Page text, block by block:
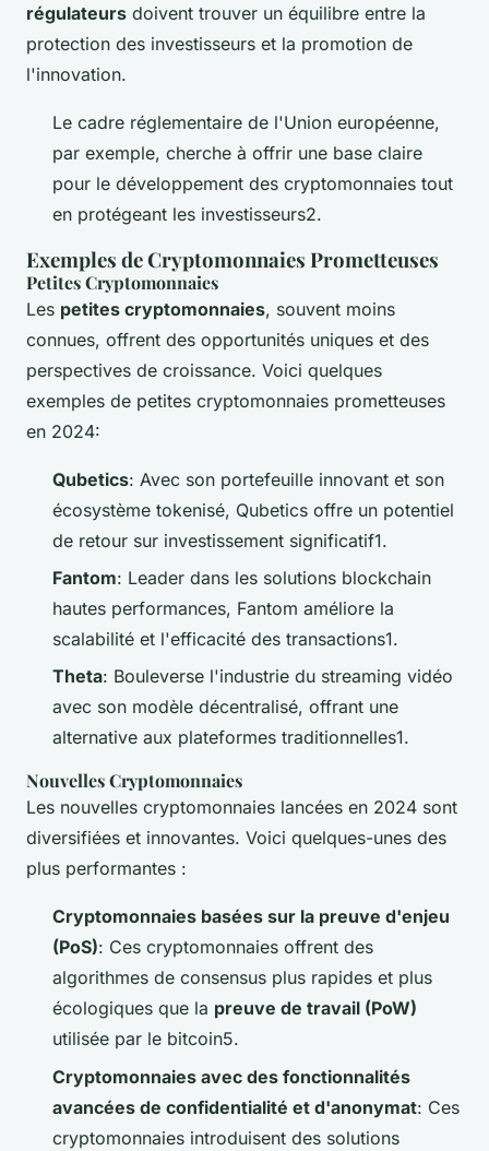
régulateurs doivent trouver un équilibre entre la
protection des investisseurs et la promotion de
l'innovation.
Le cadre réglementaire de l'Union européenne,
par exemple, cherche à offrir une base claire
pour le développement des cryptomonnaies tout
en protégeant les investisseurs2.
Exemples de Cryptomonnaies Prometteuses
Petites Cryptomonnaies
Les petites cryptomonnaies, souvent moins
connues, offrent des opportunités uniques et des
perspectives de croissance. Voici quelques
exemples de petites cryptomonnaies prometteuses
en 2024:
Qubetics: Avec son portefeuille innovant et son
écosystème tokenisé, Qubetics offre un potentiel
de retour sur investissement significatif1.
Fantom: Leader dans les solutions blockchain
hautes performances, Fantom améliore la
scalabilité et l'efficacité des transactions1.
Theta: Bouleverse l'industrie du streaming vidéo
avec son modèle décentralisé, offrant une
alternative aux plateformes traditionnelles1.
Nouvelles Cryptomonnaies
Les nouvelles cryptomonnaies lancées en 2024 sont
diversifiées et innovantes. Voici quelques-unes des
plus performantes :
Cryptomonnaies basées sur la preuve d'enjeu
(PoS): Ces cryptomonnaies offrent des
algorithmes de consensus plus rapides et plus
écologiques que la preuve de travail (PoW)
utilisée par le bitcoin5.
Cryptomonnaies avec des fonctionnalités
avancées de confidentialité et d'anonymat: Ces
cryptomonnaies introduisent des solutions